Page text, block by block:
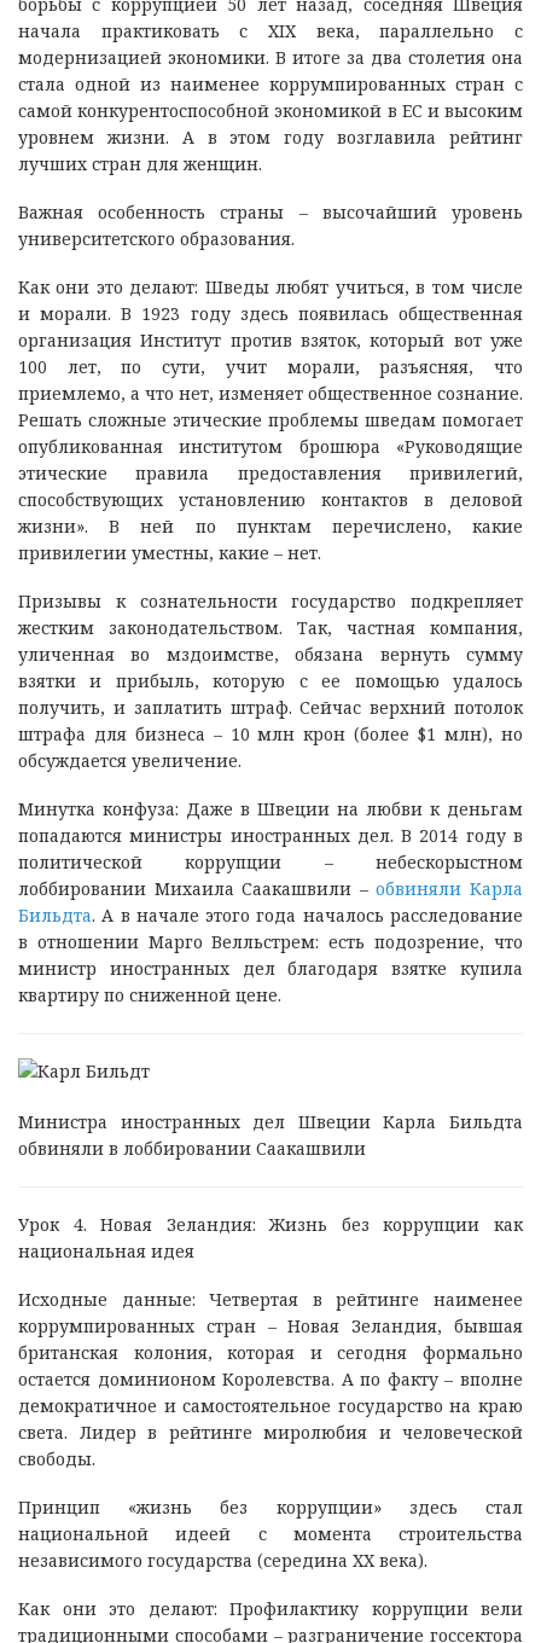
начала практиковать с XIX века, параллельно с
модернизацией экономики. В итоге за два столетия она
стала одной из наименее коррумпированных стран с
самой конкурентоспособной экономикой в ЕС и высоким
уровнем жизни. А в этом году возглавила рейтинг
лучших стран для женщин.
Важная особенность страны – высочайший уровень
университетского образования.
Как они это делают: Шведы любят учиться, в том числе
и морали. В 1923 году здесь появилась общественная
организация Институт против взяток, который вот уже
100 лет, по сути, учит морали, разъясняя, что
приемлемо, а что нет, изменяет общественное сознание.
Решать сложные этические проблемы шведам помогает
опубликованная институтом брошюра «Руководящие
этические правила предоставления привилегий,
способствующих установлению контактов в деловой
жизни». В ней по пунктам перечислено, какие
привилегии уместны, какие – нет.
Призывы к сознательности государство подкрепляет
жестким законодательством. Так, частная компания,
уличенная во мздоимстве, обязана вернуть сумму
взятки и прибыль, которую с ее помощью удалось
получить, и заплатить штраф. Сейчас верхний потолок
штрафа для бизнеса – 10 млн крон (более $1 млн), но
обсуждается увеличение.
Минутка конфуза: Даже в Швеции на любви к деньгам
попадаются министры иностранных дел. В 2014 году в
политической коррупции – небескорыстном
лоббировании Михаила Саакашвили –обвиняли Карла
Бильдта. А в начале этого года началось расследование
в отношении Марго Велльстрем: есть подозрение, что
министр иностранных дел благодаря взятке купила
квартиру по сниженной цене.
Министра иностранных дел Швеции Карла Бильдта
обвиняли в лоббировании Саакашвили
Урок 4. Новая Зеландия: Жизнь без коррупции как
национальная идея
Исходные данные: Четвертая в рейтинге наименее
коррумпированных стран – Новая Зеландия, бывшая
британская колония, которая и сегодня формально
остается доминионом Королевства. А по факту – вполне
демократичное и самостоятельное государство на краю
света. Лидер в рейтинге миролюбия и человеческой
свободы.
Принцип «жизнь без коррупции» здесь стал
национальной идеей с момента строительства
независимого государства (середина XX века).
Как они это делают: Профилактику коррупции вели
традиционными способами – разграничение госсектора